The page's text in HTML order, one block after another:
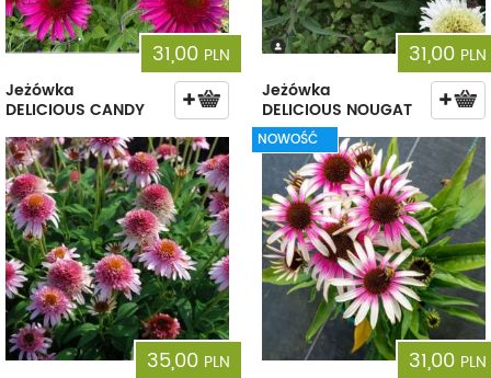
31,00 PLN
Jeżówka
DELICIOUS CANDY
31,00 PLN
Jeżówka
DELICIOUS NOUGAT
35,00 PLN
NOWOŚĆ
31,00 PLN